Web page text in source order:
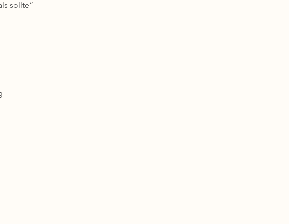
sollte“